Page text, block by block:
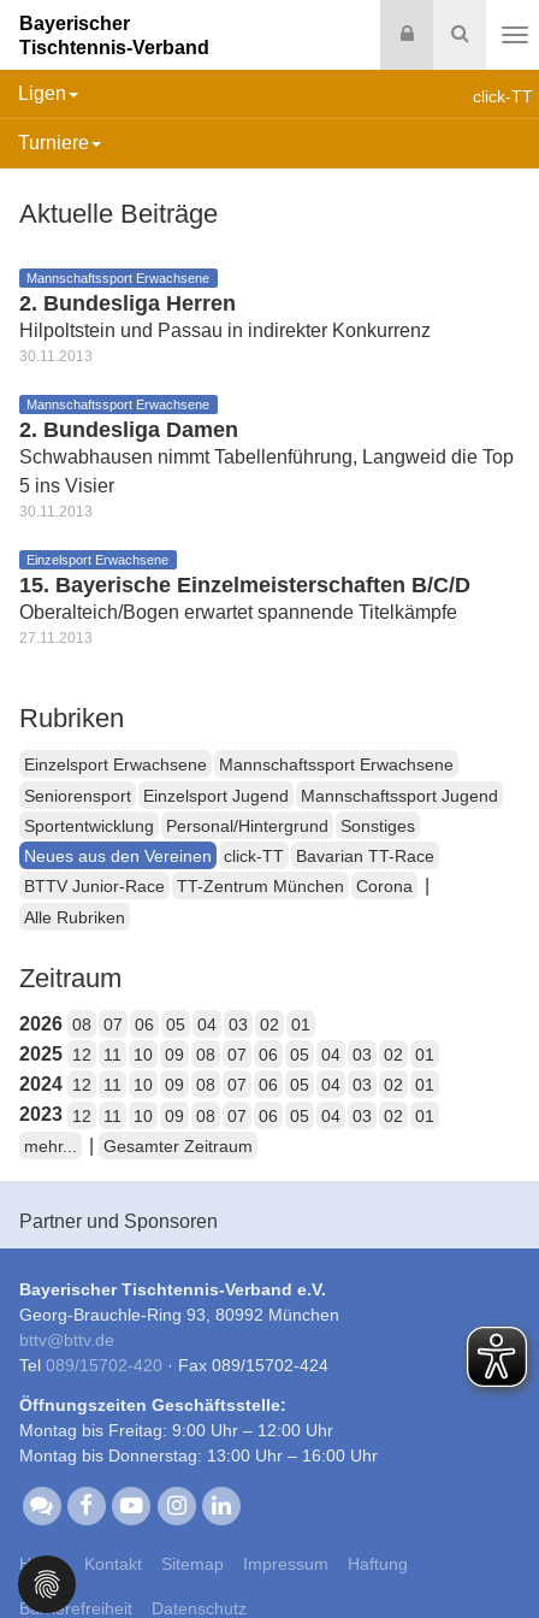
Suche
Login
Bayerischer
Tischtennis-Verband
click-TT
Ligen
Turniere
Aktuelle Beiträge
Mannschaftssport Erwachsene
2. Bundesliga Herren
Hilpoltstein und Passau in indirekter Konkurrenz
30.11.2013
Mannschaftssport Erwachsene
2. Bundesliga Damen
Schwabhausen nimmt Tabellenführung, Langweid die Top
5 ins Visier
30.11.2013
Einzelsport Erwachsene
15. Bayerische Einzelmeisterschaften B/C/D
Oberalteich/Bogen erwartet spannende Titelkämpfe
27.11.2013
Rubriken
Einzelsport Erwachsene
Mannschaftssport Erwachsene
Seniorensport
Einzelsport Jugend
Mannschaftssport Jugend
Sportentwicklung
Personal/Hintergrund
Sonstiges
Neues aus den Vereinen
click-TT
Bavarian TT-Race
BTTV Junior-Race
TT-Zentrum München Corona
Alle Rubriken
Zeitraum
2026 08 07 06 05 04 03 02 01
2025 12 11 10 09 08 07 06 05 04 03 02 01
2024 12 11 10 09 08 07 06 05 04 03 02 01
2023 12 11 10 09 08 07 06 05 04 03 02
01
mehr...
Gesamter Zeitraum
Partner und Sponsoren
Bayerischer Tischtennis-Verband e.V.
Georg-Brauchle-Ring 93, 80992 München
bttv@bttv.de
Tel 089/15702-420 · Fax 089/15702-424
Öffnungszeiten Geschäftsstelle:
Montag bis Freitag: 9:00 Uhr – 12:00 Uhr
Montag bis Donnerstag: 13:00 Uhr – 16:00 Uhr
Home Kontakt Sitemap Impressum Haftung
Barrierefreiheit Datenschutz